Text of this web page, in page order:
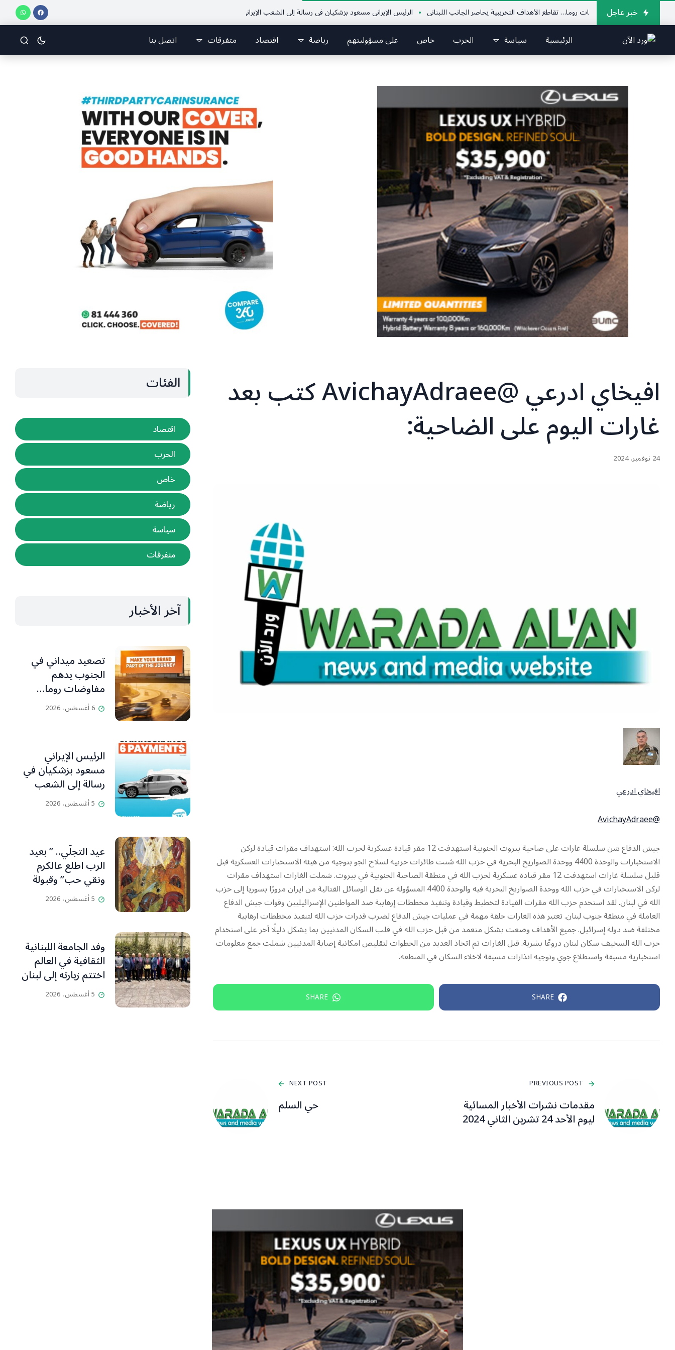
خبر عاجل
يدهم مفاوضات روما… تقاطع الأهداف التخريبية يحاصر الجانب اللبناني الرئيس الإيراني مسعود بزشكيان في رسالة إلى الشعب الإيراني:كل جهود العدو تتركز على إيجاد الفرقة والانقسام في إيران. عيد التجلّي.. ” بعيد الرب اطلع
الرئيسية سياسة الحرب خاص على مسؤوليتهم رياضة اقتصاد متفرقات اتصل بنا
افيخاي ادرعي @AvichayAdraee كتب بعد
غارات اليوم على الضاحية:
24 نوفمبر، 2024
افيخاي ادرعي
@AvichayAdraee
جيش الدفاع شن سلسلة غارات على ضاحية بيروت الجنوبية استهدفت 12 مقر قيادة عسكرية لحزب الله: استهداف مقرات قيادة لركن
الاستخبارات والوحدة 4400 ووحدة الصواريخ البحرية في حزب الله شنت طائرات حربية لسلاح الجو بتوجيه من هيئة الاستخبارات العسكرية قبل
قليل سلسلة غارات استهدفت 12 مقر قيادة عسكرية لحزب الله في منطقة الضاحية الجنوبية في بيروت. شملت الغارات استهداف مقرات
لركن الاستخبارات في حزب الله ووحدة الصواريخ البحرية فيه والوحدة 4400 المسؤولة عن نقل الوسائل القتالية من ايران مرورًا بسوريا إلى حزب
الله في لبنان. لقد استخدم حزب الله مقرات القيادة لتخطيط وقيادة وتنفيذ مخططات إرهاببة ضد المواطنين الإسرائيليين وقوات جيش الدفاع
العاملة في منطقة جنوب لبنان. تعتبر هذه الغارات حلقة مهمة في عمليات جيش الدفاع لضرب قدرات حزب الله لتنفيذ مخططات ارهابية
مختلفة ضد دولة إسرائيل. جميع الأهداف وضعت بشكل متعمد من قبل حزب الله في قلب السكان المدنيين بما يشكل دليلًا آخر على استخدام
حزب الله السخيف سكان لبنان دروعًا بشرية. قبل الغارات تم اتخاذ العديد من الخطوات لتقليص امكانية إصابة المدنيين شملت جمع معلومات
استخبارية مسبقة واستطلاع جوي وتوجيه انذارات مسبقة لاخلاء السكان في المنطقة.
SHARE
SHARE
PREVIOUS POST
مقدمات نشرات الأخبار المسائية
ليوم الأحد 24 تشرين الثاني 2024
NEXT POST
حي السلم
الفئات
اقتصاد
الحرب
خاص
رياضة
سياسة
متفرقات
آخر الأخبار
تصعيد ميداني في
الجنوب يدهم
مفاوضات روما…
تقاطع الأهداف
التخريبية يحاصر
6 أغسطس، 2026
الرئيس الإيراني
مسعود بزشكيان في
رسالة إلى الشعب
الإيراني:كل جهود
العدو تتركز على إيجاد
5 أغسطس، 2026
عيد التجلّي.. ” بعيد
الرب اطلع عالكرم
ونقي حب” وقبولة
وفرقيع
5 أغسطس، 2026
وفد الجامعة اللبنانية
الثقافية في العالم
اختتم زيارته إلى لبنان
مؤكدا: إطلاق مسار
“لبنان… اليوم التالي”
5 أغسطس، 2026